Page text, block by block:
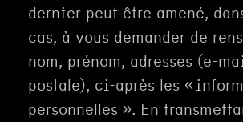
dernier peut être amené,
cas, à vous demander de
nom, prénom, adresses (e-
postale), ci-après les «
personnelles ». En